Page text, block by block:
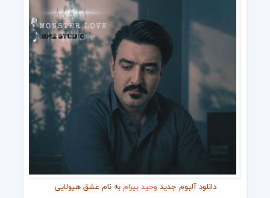
دانلود آلبوم جدید وحید بیرامبه نام عشق هیولایی